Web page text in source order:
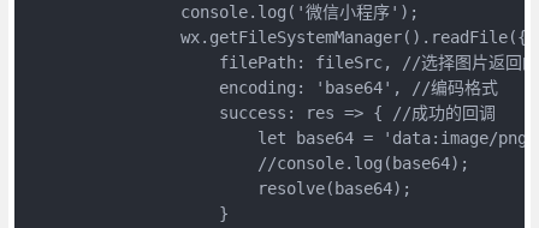
                console.log('微信小程序');
                wx.getFileSystemManager().readFile({
filePath: fileSrc, //选择图片返回的
                    encoding: 'base64', //编码格式
                    success: res => { //成功的回调
let base64 = 'data:image/
                        //console.log(base64);
                        resolve(base64);
                    }